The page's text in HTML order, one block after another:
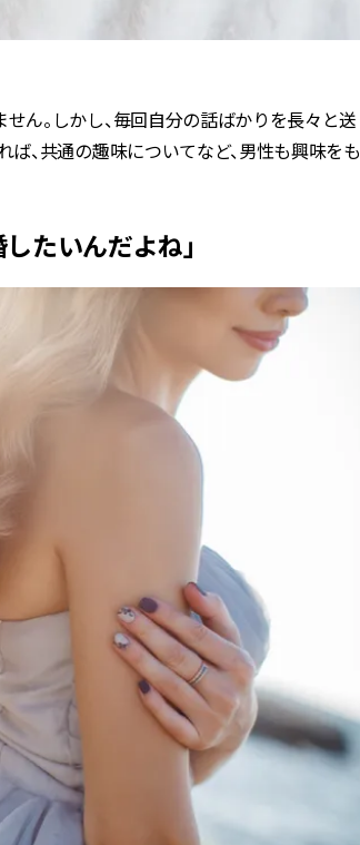
ん。しかし、毎回自分の話ばかりを長々と送
、共通の趣味についてなど、男性も興味をも
たいんだよね」